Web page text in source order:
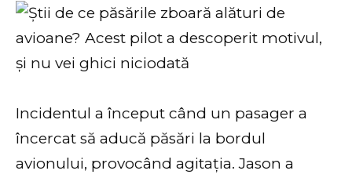
Incidentul a început când un pasager a
încercat să aducă păsări la bordul
avionului, provocând agitația. Jason a